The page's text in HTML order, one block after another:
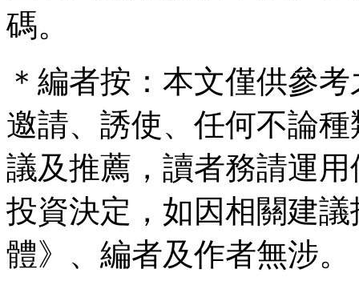
碼。
＊編者按：本文僅供參
邀請、誘使、任何不論
議及推薦，讀者務請運
投資決定，如因相關建
體》、編者及作者無涉。